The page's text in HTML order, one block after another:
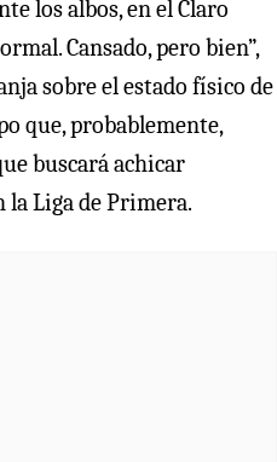
los albos, en el Claro
Cansado, pero bien”,
sobre el estado físico de
que, probablemente,
buscará achicar
la Liga de Primera.